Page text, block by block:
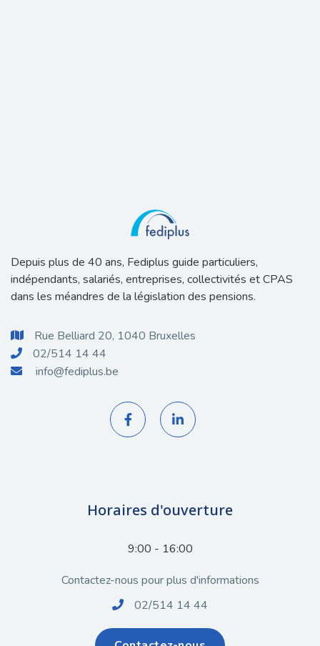
Depuis plus de 40 ans, Fediplus guide particuliers,
indépendants, salariés, entreprises, collectivités et CPAS
dans les méandres de la législation des pensions.
 Rue Belliard 20, 1040 Bruxelles
 02/514 14 44
 info@fediplus.be
 
Horaires d'ouverture
9:00 - 16:00
Contactez-nous pour plus d'informations
 02/514 14 44